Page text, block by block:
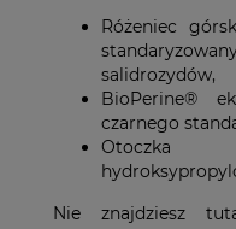
Różeniec
salidrozydów,
BioPerine®
czarnego
Nie znajdziesz